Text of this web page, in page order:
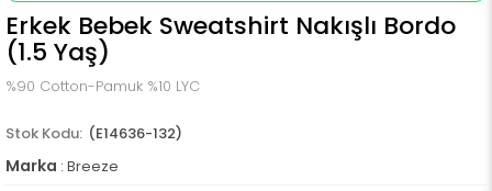
Erkek Bebek Sweatshirt Nakışlı Bordo
(1.5 Yaş)
%90 Cotton-Pamuk %10 LYC
(E14636-132)
Marka : Breeze